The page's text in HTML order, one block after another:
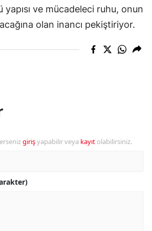
yapısı ve mücadeleci ruhu, onun
olan inancı pekiştiriyor.
girişyapabilir veya kayıt olabilirsiniz.